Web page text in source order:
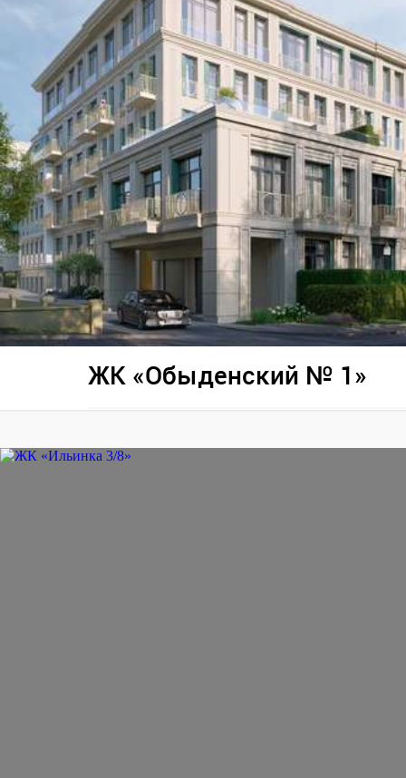
ЖК «Обыденский № 1»